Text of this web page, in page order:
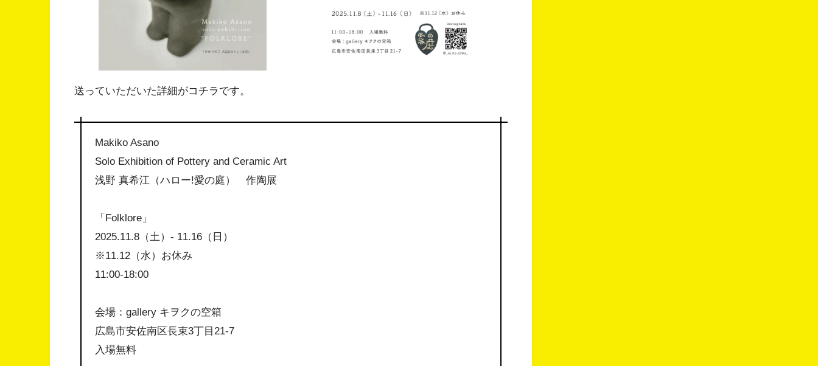
送っていただいた詳細がコチラです。
Makiko Asano
Solo Exhibition of Pottery and Ceramic Art
浅野 真希江（ハロー!愛の庭） 作陶展
「Folklore」
2025.11.8（土）- 11.16（日）
※11.12（水）お休み
11:00-18:00
会場：gallery キヲクの空箱
広島市安佐南区長束3丁目21-7
入場無料